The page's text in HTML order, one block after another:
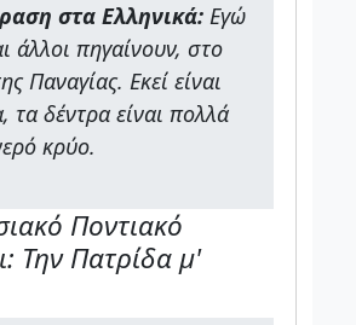
στα Ελληνικά:Εγώ
άλλοι πηγαίνουν, στο
Παναγίας. Εκεί είναι
τα δέντρα είναι πολλά
κρύο.
Ποντιακό
Την Πατρίδα μ'